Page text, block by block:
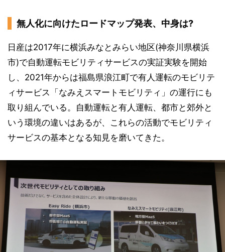
無人化に向けたロードマップ発表、中身は?
日産は2017年に横浜みなとみらい地区(神奈川県横浜
市)で自動運転モビリティサービスの実証実験を開始
し、2021年からは福島県浪江町で有人運転のモビリテ
ィサービス「なみえスマートモビリティ」の運行にも
取り組んでいる。自動運転と有人運転、都市と郊外と
いう環境の違いはあるが、これらの活動でモビリティ
サービスの基本となる知見を磨いてきた。